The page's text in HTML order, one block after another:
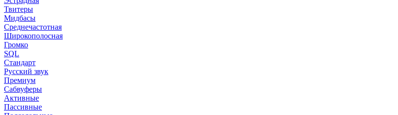
Твитеры
Мидбасы
Среднечастотная
Широкополосная
Громко
SQL
Стандарт
Русский звук
Премиум
Сабвуферы
Активные
Пассивные